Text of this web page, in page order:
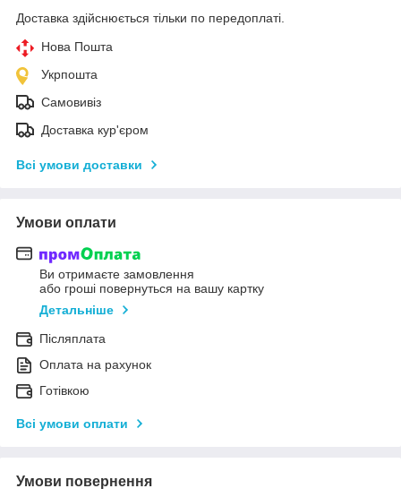
Доставка здійснюється тільки по передоплаті.
Нова Пошта
Укрпошта
Самовивіз
Доставка кур'єром
Всі умови доставки
Умови оплати
Ви отримаєте замовлення
або гроші повернуться на вашу картку
Детальніше
Післяплата
Оплата на рахунок
Готівкою
Всі умови оплати
Умови повернення